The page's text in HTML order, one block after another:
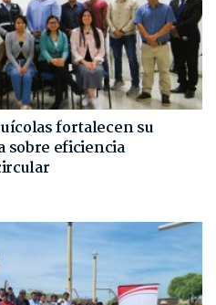
fortalecen su
sobre eficiencia